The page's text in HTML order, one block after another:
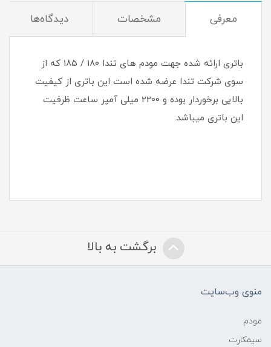
معرفی مشخصات دیدگاه‌ها
باتری ارائه شده جهت مودم های تندا 180 / 185 که از
سوی شرکت تندا عرضه شده است این باتری از کیفیت
بالایی برخوردار بوده و 2200 میلی آمپر ساعت ظرفیت
این باتری میباشد.
برگشت به بالا
منوی وب‌سایت
مودم
سیمکارت